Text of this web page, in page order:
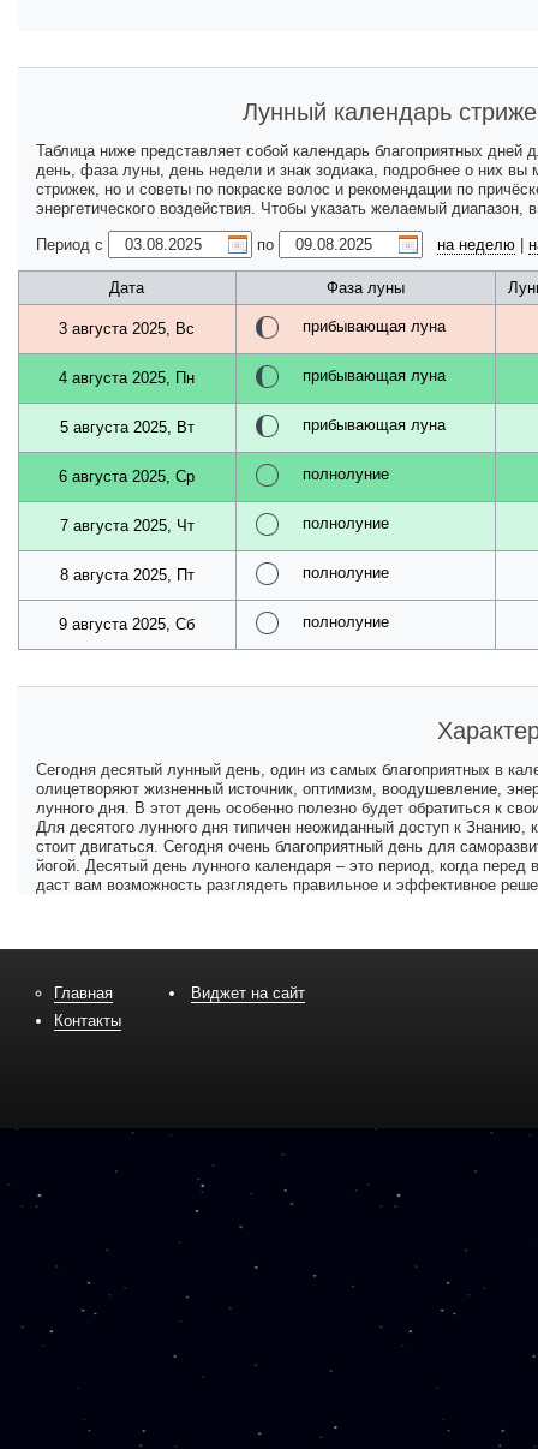
Лунный календарь
Таблица ниже представляет собой календарь благоприятных
день, фаза луны, день недели и знак зодиака, подробнее о них вы
стрижек, но и советы по покраске волос и рекомендации по
энергетического воздействия. Чтобы указать желаемый
Период с
по на неделю
Дата Фаза луны
3 августа 2025, Вс прибывающая луна
4 августа 2025, Пн прибывающая луна
5 августа 2025, Вт прибывающая луна
6 августа 2025, Ср полнолуние
7 августа 2025, Чт полнолуние
8 августа 2025, Пт полнолуние
9 августа 2025, Сб полнолуние
Сегодня десятый лунный день, один из самых благоприятных в
олицетворяют жизненный источник, оптимизм, воодушевление,
лунного дня. В этот день особенно полезно будет обратиться к
Для десятого лунного дня типичен неожиданный доступ к
стоит двигаться. Сегодня очень благоприятный день для
йогой. Десятый день лунного календаря – это период, когда
даст вам возможность разглядеть правильное и эффективное
Главная
Контакты
Виджет на сайт